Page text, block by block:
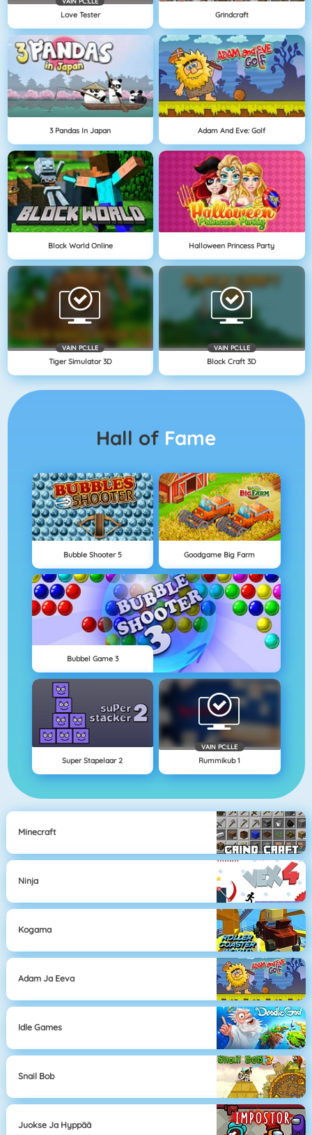
Love Tester Grindcraft
3 Pandas In Japan Adam And Eve: Golf
Block World Online Halloween Princess Party
VAIN PC:LLE
Tiger Simulator 3D
VAIN PC:LLE
Block Craft 3D
Hall of Fame
Bubble Shooter 5 Goodgame Big Farm
Bubbel Game 3
Super Stapelaar 2
VAIN PC:LLE
Rummikub 1
Minecraft
Ninja
Kogama
Adam Ja Eeva
Idle Games
Snail Bob
Juokse Ja Hyppää